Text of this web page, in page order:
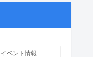
イベント情報